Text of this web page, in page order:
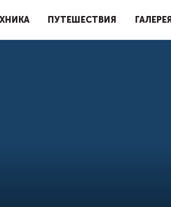
ПУТЕШЕСТВИЯ ГАЛЕРЕЯ